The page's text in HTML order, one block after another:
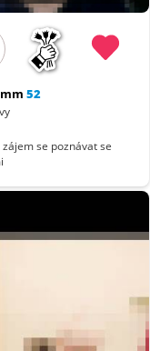
52
se poznávat se